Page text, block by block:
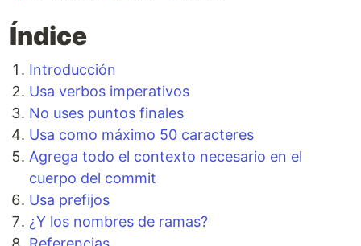
Índice
Introducción
Usa verbos imperativos
No uses puntos finales
Usa como máximo 50 caracteres
Agrega todo el contexto necesario en el
cuerpo del commit
Usa prefijos
¿Y los nombres de ramas?